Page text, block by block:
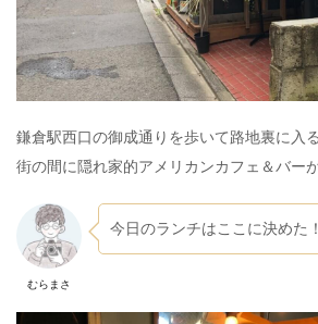
鎌倉駅西口の御成通りを歩いて路地裏に入
街の間に隠れ家的アメリカンカフェ＆バー
むらまさ
今日のランチはここに決めた！